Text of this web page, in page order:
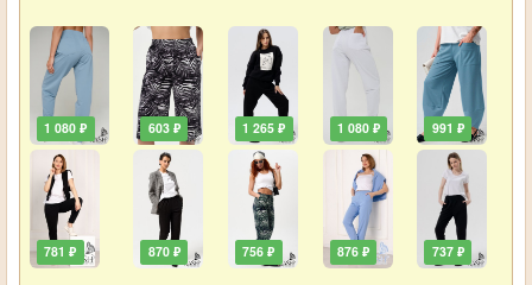
1 080 ₽
781 ₽
603 ₽
870 ₽
1 265 ₽
756 ₽
1 080 ₽
876 ₽
991 ₽
737 ₽